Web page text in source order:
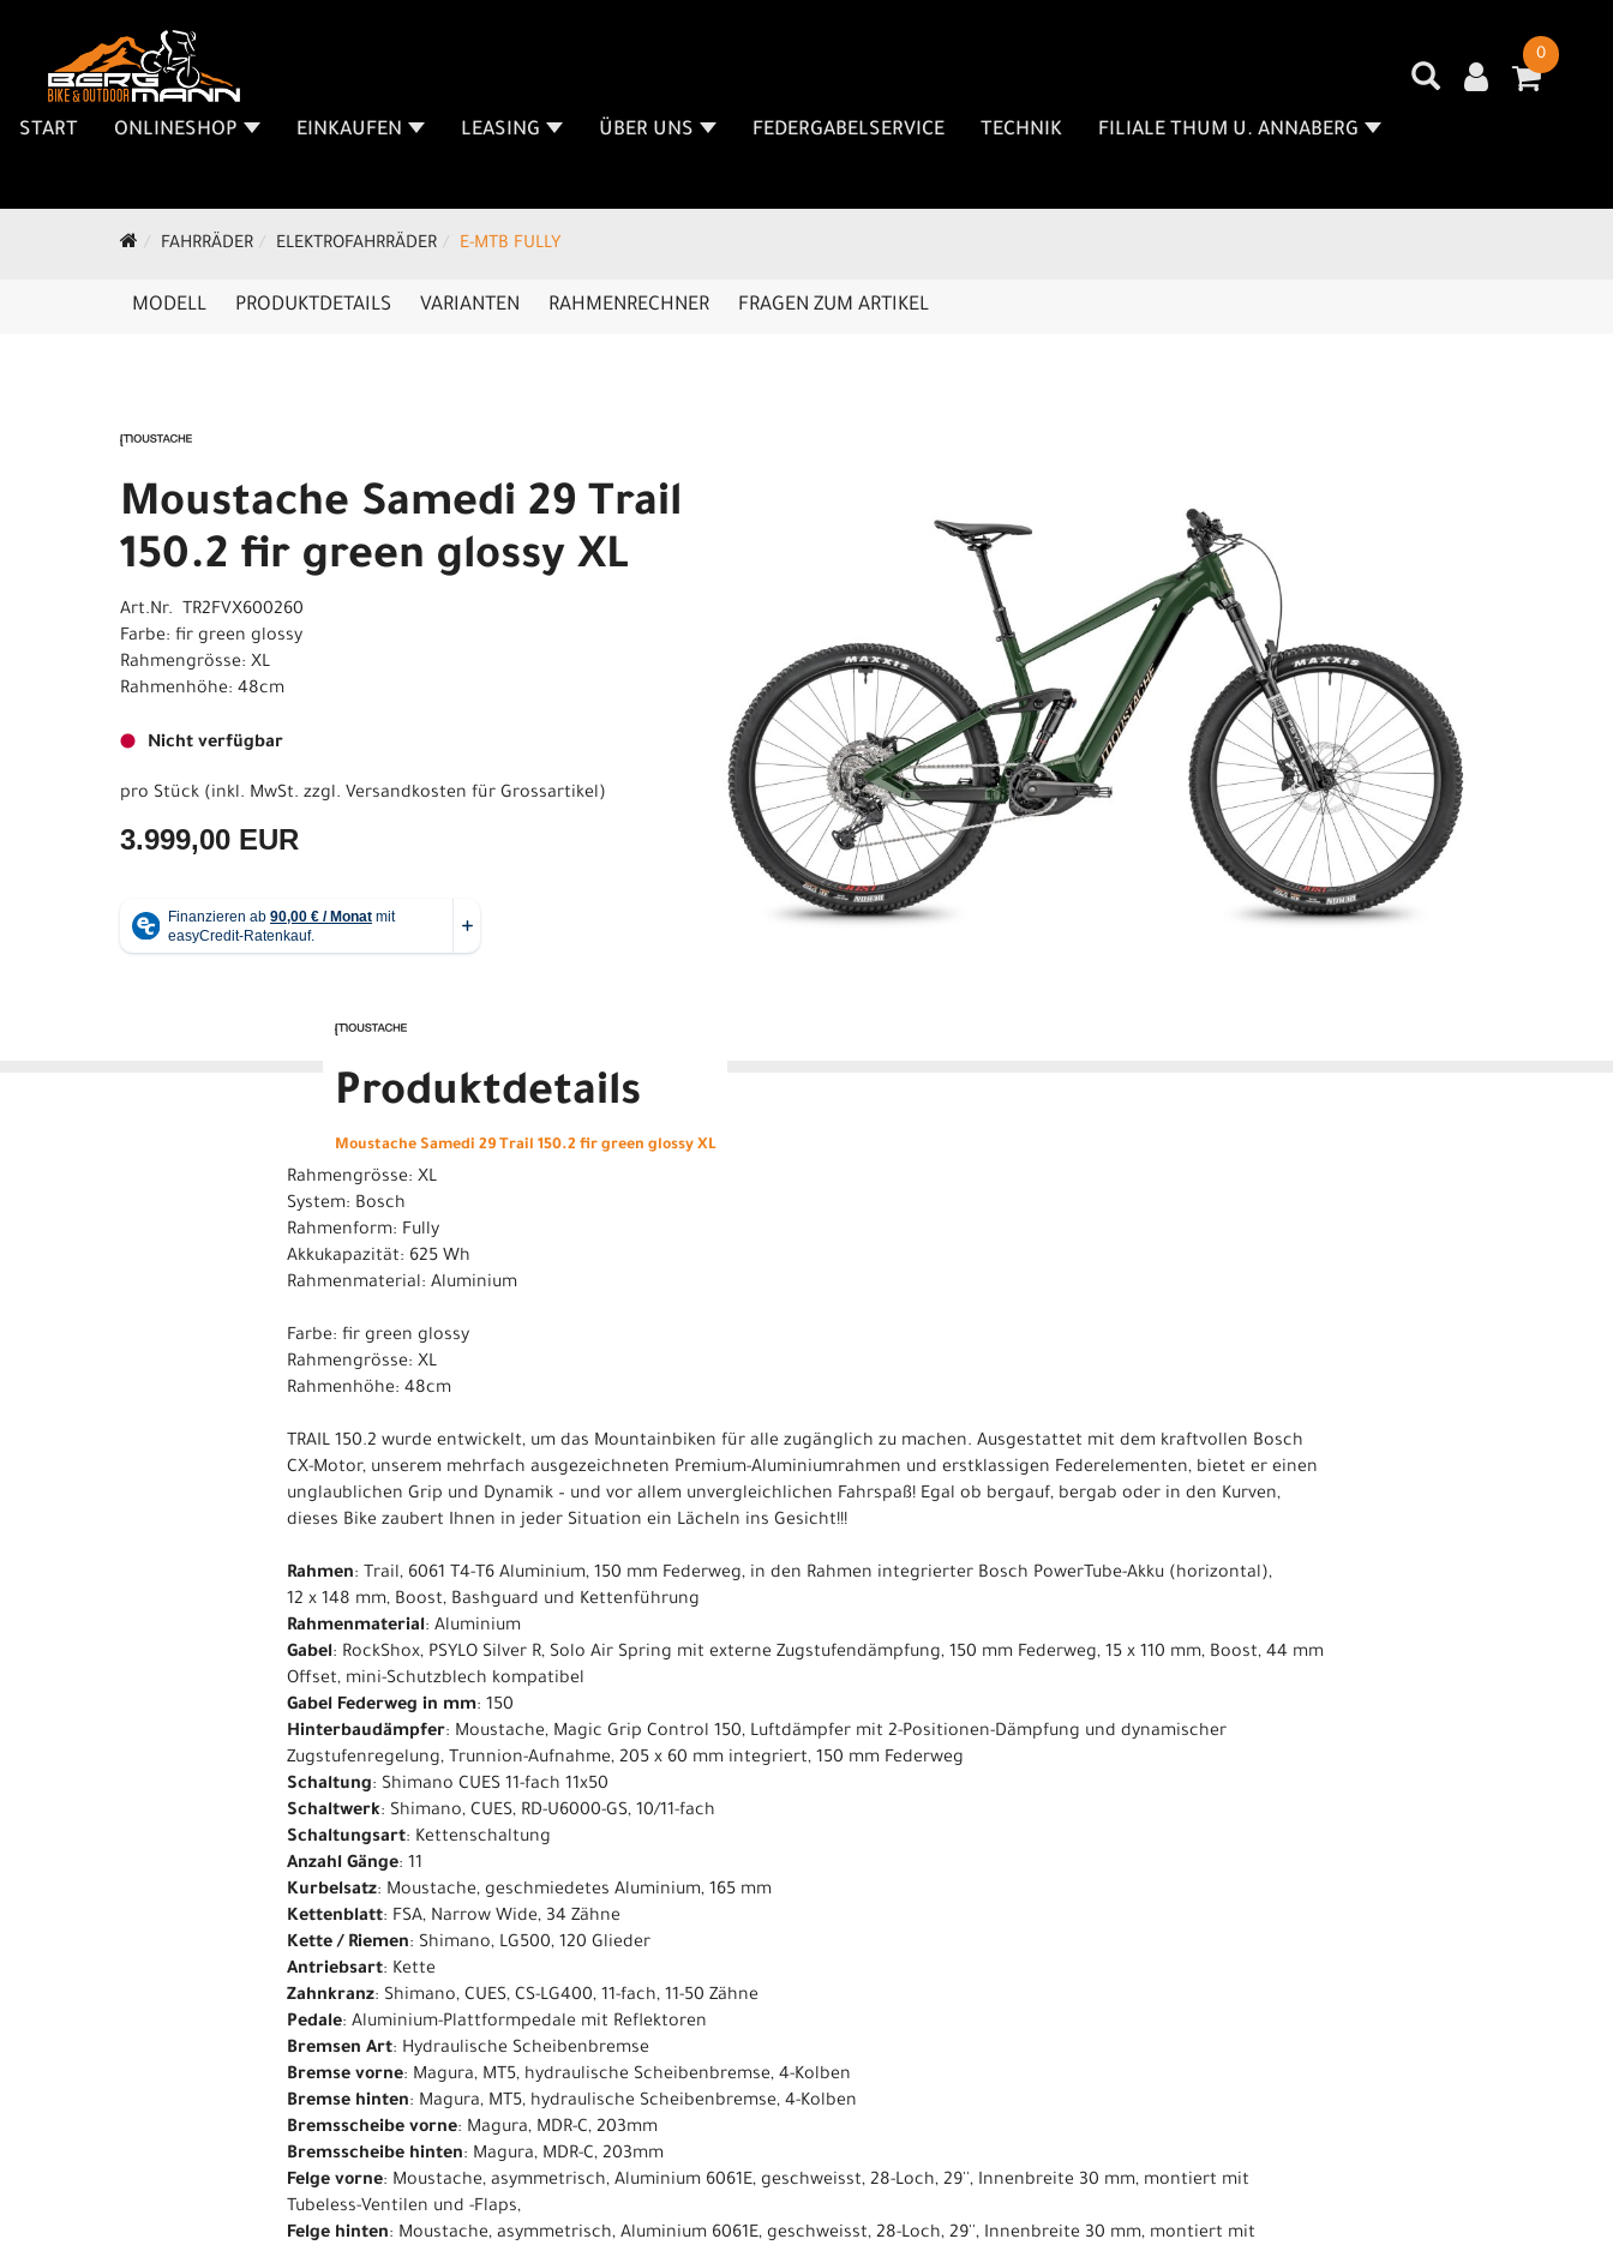
0
START ONLINESHOP EINKAUFEN LEASING ÜBER UNS FEDERGABELSERVICE TECHNIK FILIALE THUM U. ANNABERG
FAHRRÄDER ELEKTROFAHRRÄDER E-MTB FULLY
MODELL PRODUKTDETAILS VARIANTEN RAHMENRECHNER FRAGEN ZUM ARTIKEL
Moustache Samedi 29 Trail
150.2 fir green glossy XL
Art.Nr. TR2FVX600260
Farbe: fir green glossy
Rahmengrösse: XL
Rahmenhöhe: 48cm
Nicht verfügbar
pro Stück (inkl. MwSt. zzgl. Versandkosten für Grossartikel)
3.999,00 EUR
Produktdetails
Moustache Samedi 29 Trail 150.2 fir green glossy XL
Rahmengrösse: XL
System: Bosch
Rahmenform: Fully
Akkukapazität: 625 Wh
Rahmenmaterial: Aluminium
Farbe: fir green glossy
Rahmengrösse: XL
Rahmenhöhe: 48cm
TRAIL 150.2 wurde entwickelt, um das Mountainbiken für alle zugänglich zu machen. Ausgestattet mit dem kraftvollen Bosch
CX-Motor, unserem mehrfach ausgezeichneten Premium-Aluminiumrahmen und erstklassigen Federelementen, bietet er einen
unglaublichen Grip und Dynamik – und vor allem unvergleichlichen Fahrspaß! Egal ob bergauf, bergab oder in den Kurven,
dieses Bike zaubert Ihnen in jeder Situation ein Lächeln ins Gesicht!!!
Rahmen: Trail, 6061 T4-T6 Aluminium, 150 mm Federweg, in den Rahmen integrierter Bosch PowerTube-Akku (horizontal),
12 x 148 mm, Boost, Bashguard und Kettenführung
Rahmenmaterial: Aluminium
Gabel: RockShox, PSYLO Silver R, Solo Air Spring mit externe Zugstufendämpfung, 150 mm Federweg, 15 x 110 mm, Boost, 44 mm
Offset, mini-Schutzblech kompatibel
Gabel Federweg in mm: 150
Hinterbaudämpfer: Moustache, Magic Grip Control 150, Luftdämpfer mit 2-Positionen-Dämpfung und dynamischer
Zugstufenregelung, Trunnion-Aufnahme, 205 x 60 mm integriert, 150 mm Federweg
Schaltung: Shimano CUES 11-fach 11x50
Schaltwerk: Shimano, CUES, RD-U6000-GS, 10/11-fach
Schaltungsart: Kettenschaltung
Anzahl Gänge: 11
Kurbelsatz: Moustache, geschmiedetes Aluminium, 165 mm
Kettenblatt: FSA, Narrow Wide, 34 Zähne
Kette / Riemen: Shimano, LG500, 120 Glieder
Antriebsart: Kette
Zahnkranz: Shimano, CUES, CS-LG400, 11-fach, 11-50 Zähne
Pedale: Aluminium-Plattformpedale mit Reflektoren
Bremsen Art: Hydraulische Scheibenbremse
Bremse vorne: Magura, MT5, hydraulische Scheibenbremse, 4-Kolben
Bremse hinten: Magura, MT5, hydraulische Scheibenbremse, 4-Kolben
Bremsscheibe vorne: Magura, MDR-C, 203mm
Bremsscheibe hinten: Magura, MDR-C, 203mm
Felge vorne: Moustache, asymmetrisch, Aluminium 6061E, geschweisst, 28-Loch, 29'', Innenbreite 30 mm, montiert mit
Tubeless-Ventilen und -Flaps,
Felge hinten: Moustache, asymmetrisch, Aluminium 6061E, geschweisst, 28-Loch, 29'', Innenbreite 30 mm, montiert mit